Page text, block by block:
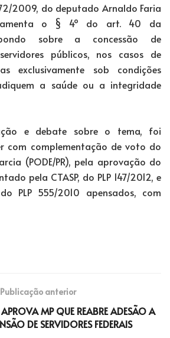
2009, do deputado Arnaldo Faria
o § 4º do art. 40 da
sobre a concessão de
públicos, nos casos de
exclusivamente sob condições
a saúde ou a integridade
e debate sobre o tema, foi
com complementação de voto do
(PODE/PR), pela aprovação do
pela CTASP, do PLP 147/2012, e
PLP 555/2010 apensados, com
Publicação anterior
MP QUE REABRE ADESÃO A
DE SERVIDORES FEDERAIS